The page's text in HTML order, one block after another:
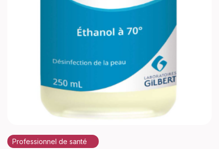
Professionnel de santé